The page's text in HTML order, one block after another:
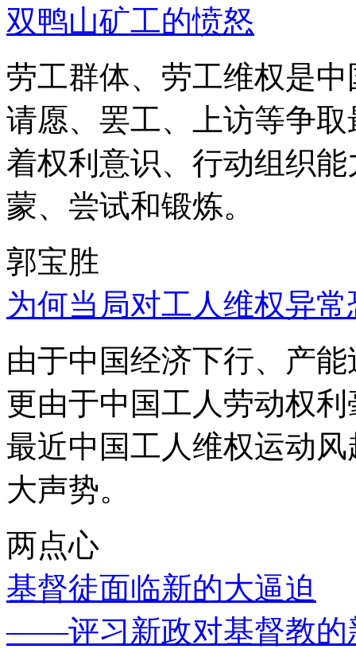
双鸭山矿工的愤怒
劳工群体、劳工维权是
请愿、罢工、上访等争
着权利意识、行动组织
蒙、尝试和锻炼。
郭宝胜
为何当局对工人维权异
由于中国经济下行、产
更由于中国工人劳动权
最近中国工人维权运动
大声势。
两点心
基督徒面临新的大逼迫
——评习新政对基督教的